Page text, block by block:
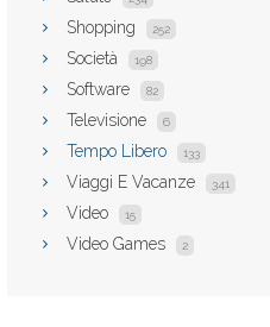
Shopping 252
Società 198
Software 82
Televisione 6
Tempo Libero 133
Viaggi E Vacanze 341
Video 15
Video Games 2